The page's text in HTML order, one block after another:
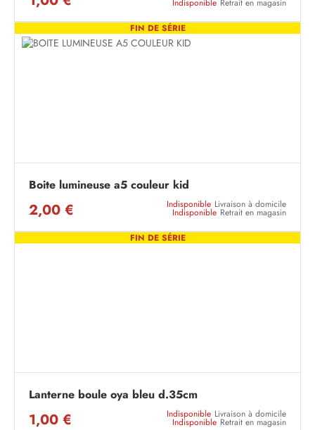
Indisponible Retrait en magasin
FIN DE SÉRIE
Boite lumineuse a5 couleur kid
2,00 € Indisponible Livraison à domicile
Indisponible Retrait en magasin
FIN DE SÉRIE
Lanterne boule oya bleu d.35cm
1,00 € Indisponible Livraison à domicile
Indisponible Retrait en magasin